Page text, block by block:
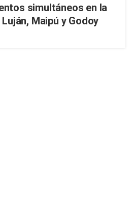
simultáneos en la
Maipú y Godoy